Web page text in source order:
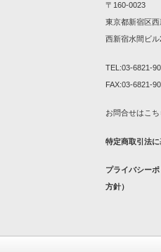
〒160-0023
東京都新宿区
西新宿水間ビル
TEL:03-6821-
FAX:03-6821-
お問合せは こち
特定商取引法
プライバシー
方針）